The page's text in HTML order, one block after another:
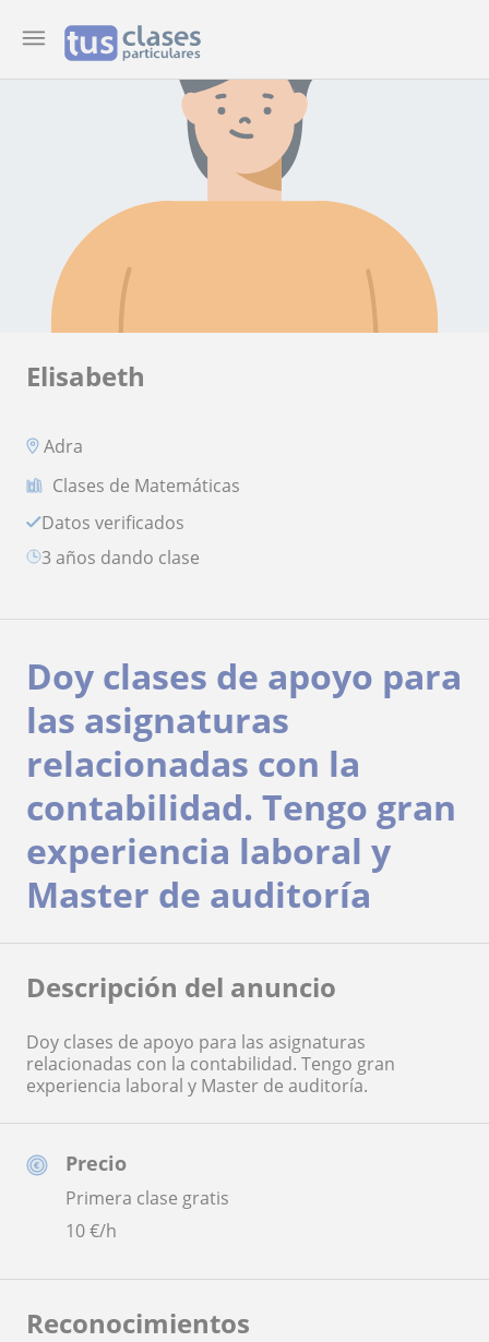
Elisabeth
Adra
Clases de Matemáticas
Datos verificados
3 años dando clase
Precio
Primera clase gratis
10€/h
Doy clases de apoyo para
las asignaturas
relacionadas con la
contabilidad. Tengo gran
experiencia laboral y
Master de auditoría
Descripción del anuncio
Doy clases de apoyo para las asignaturas
relacionadas con la contabilidad. Tengo gran
experiencia laboral y Master de auditoría.
Reconocimientos